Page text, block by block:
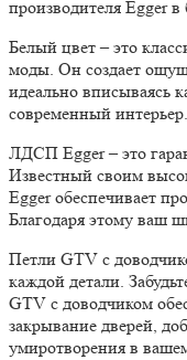
производителя Egger
Белый цвет – это
моды. Он создает
идеально вписываясь
современный интерьер.
ЛДСП Egger – это
Известный своим
Egger обеспечивает
Благодаря этому ваш
Петли GTV с
каждой детали.
GTV с доводчиком
закрывание дверей,
умиротворения в